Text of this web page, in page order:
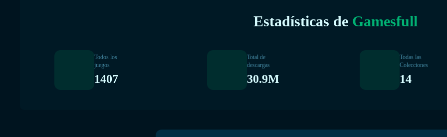
Estadísticas de Gamesfull
Todos los
juegos
1407
Total de
descargas
30.9M
Todas las
Colecciones
14